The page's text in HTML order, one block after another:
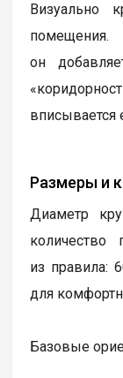
Визуально
он
вписывается
Размеры и
Диаметр
количество
из правила:
для
Базовые